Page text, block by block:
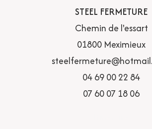
STEEL FERMETURE
Chemin de l'essart
01800 Meximieux
04 69 00 22 84
07 60 07 18 06